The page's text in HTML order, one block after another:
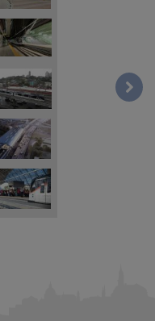
del Metro de Panamá